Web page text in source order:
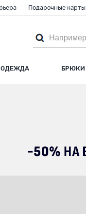
ОДЕЖДА БРЮКИ
Подарочные карты